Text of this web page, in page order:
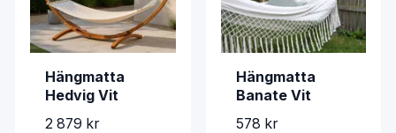
Hängmatta
Hedvig Vit
2 879 kr
Hängmatta
Banate Vit
578 kr